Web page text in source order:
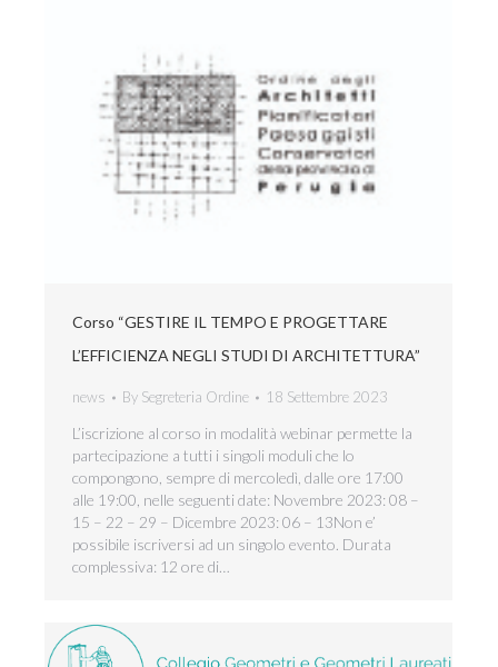
Corso “GESTIRE IL TEMPO E PROGETTARE
L’EFFICIENZA NEGLI STUDI DI ARCHITETTURA”
news By Segreteria Ordine 18 Settembre 2023
L’iscrizione al corso in modalità webinar permette la
partecipazione a tutti i singoli moduli che lo
compongono, sempre di mercoledì, dalle ore 17:00
alle 19:00, nelle seguenti date: Novembre 2023: 08 –
15 – 22 – 29 – Dicembre 2023: 06 – 13Non e’
possibile iscriversi ad un singolo evento. Durata
complessiva: 12 ore di…